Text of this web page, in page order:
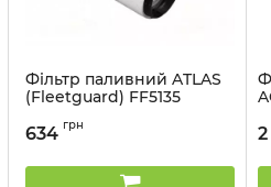
Фільтр паливний ATLAS
(Fleetguard) FF5135
634 грн 2